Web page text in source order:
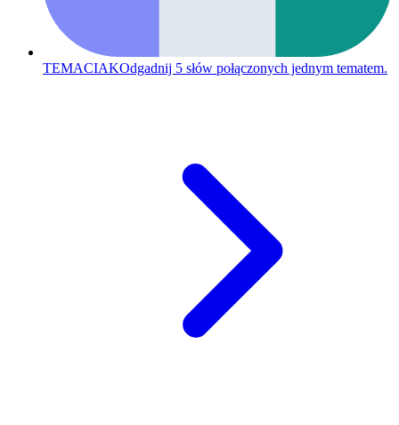
TEMACIAKOdgadnij 5 słów połączonych jednym tematem.